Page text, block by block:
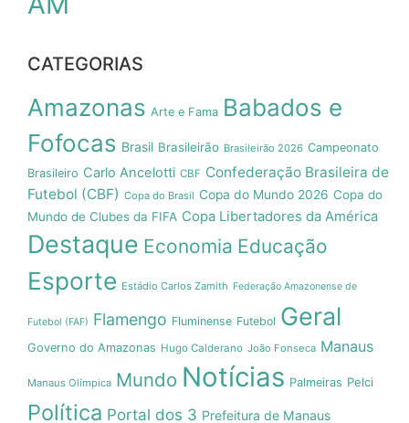
CATEGORIAS
Amazonas Arte e Fama Babados e
Fofocas Brasil Brasileirão Brasileirão 2026 Campeonato
Brasileiro Carlo Ancelotti CBF Confederação Brasileira de
Futebol (CBF) Copa do Brasil Copa do Mundo 2026 Copa do
Mundo de Clubes da FIFA Copa Libertadores da América
Destaque Economia Educação
Esporte Estádio Carlos Zamith Federação Amazonense de
Futebol (FAF) Flamengo Fluminense Futebol Geral
Governo do Amazonas Hugo Calderano João Fonseca Manaus
Manaus Olímpica Mundo Notícias Palmeiras Pelci
Política Portal dos 3 Prefeitura de Manaus